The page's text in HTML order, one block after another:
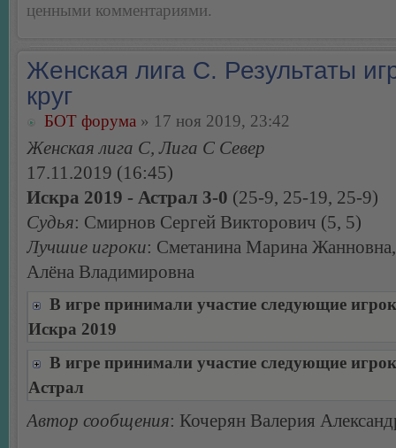
ценными комментариями.
Женская лига С. Результаты
круг
БОТ форума » 17 ноя 2019, 23:42
Женская лига С, Лига С Север
17.11.2019 (16:45)
Искра 2019 - Астрал 3-0 (25-9, 25-19, 25-9)
Судья: Смирнов Сергей Викторович (5, 5)
Лучшие игроки: Сметанина Марина
Алёна Владимировна
В игре принимали участие следующие
Искра 2019
В игре принимали участие следующие
Астрал
Автор сообщения: Кочерян Валерия